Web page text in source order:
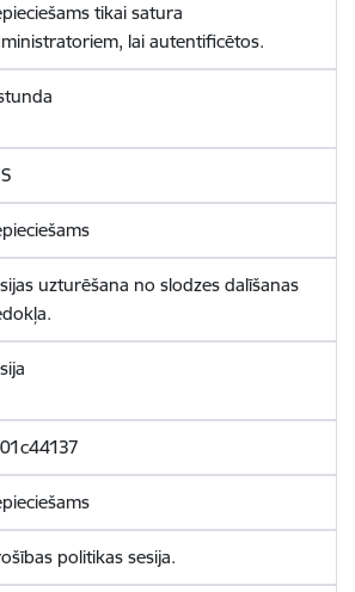
tikai satura
lai autentificētos.
uzturēšana no slodzes dalīšanas
politikas sesija.